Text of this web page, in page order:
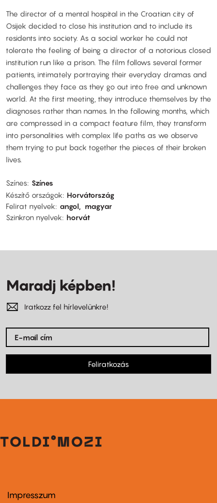
The director of a mental hospital in the Croatian city of
Osijek decided to close his institution and to include its
residents into society. As a social worker he could not
tolerate the feeling of being a director of a notorious closed
institution run like a prison. The film follows several former
patients, intimately portraying their everyday dramas and
challenges they face as they go out into free and unknown
world. At the first meeting, they introduce themselves by the
diagnoses rather than names. In the following months, which
are compressed in a compact feature film, they transform
into personalities with complex life paths as we observe
them trying to put back together the pieces of their broken
lives.
Színes Színes
Készítő országok
Horvátország
Felirat nyelvek
angol
magyar
Szinkron nyelvek
horvát
Maradj képben!
Iratkozz fel hírlevelünkre!
Feliratkozás
Footer
Impresszum